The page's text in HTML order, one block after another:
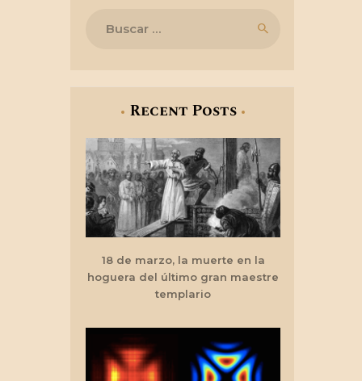
Recent Posts
18 de marzo, la muerte en la
hoguera del último gran maestre
templario